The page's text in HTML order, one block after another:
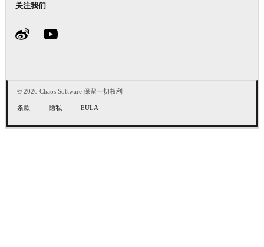
关注我们
© 2026 Chaos Software 保留一切权利
条款 隐私 EULA